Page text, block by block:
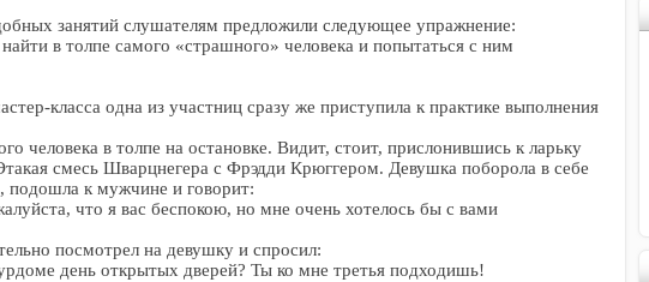
занятий слушателям предложили следующее упражнение:
в толпе самого «страшного» человека и попытаться с ним
класса одна из участниц сразу же приступила к практике выполнения
человека в толпе на остановке. Видит, стоит, прислонившись к ларьку
смесь Шварцнегера с Фрэдди Крюггером. Девушка поборола в себе
подошла к мужчине и говорит:
что я вас беспокою, но мне очень хотелось бы с вами
посмотрел на девушку и спросил:
день открытых дверей? Ты ко мне третья подходишь!